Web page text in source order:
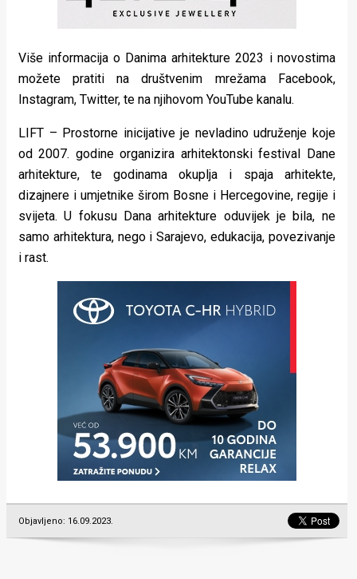
Više informacija o Danima arhitekture 2023 i novostima
možete pratiti na društvenim mrežama Facebook,
Instagram, Twitter, te na njihovom YouTube kanalu.
LIFT – Prostorne inicijative je nevladino udruženje koje
od 2007. godine organizira arhitektonski festival Dane
arhitekture, te godinama okuplja i spaja arhitekte,
dizajnere i umjetnike širom Bosne i Hercegovine, regije i
svijeta. U fokusu Dana arhitekture oduvijek je bila, ne
samo arhitektura, nego i Sarajevo, edukacija, povezivanje
i rast.
Objavljeno: 16.09.2023.